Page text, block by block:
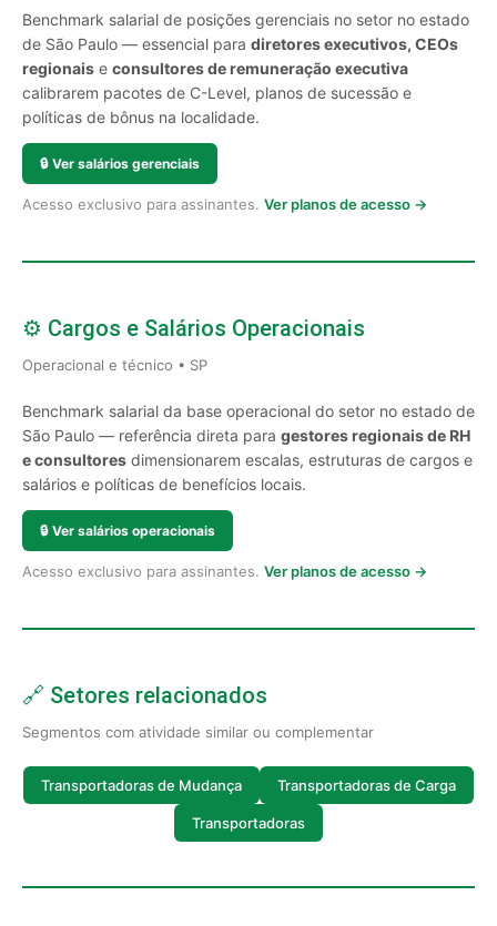
Benchmark salarial de posições gerenciais no setor no estado
de São Paulo — essencial para diretores executivos, CEOs
regionais e consultores de remuneração executiva
calibrarem pacotes de C-Level, planos de sucessão e
políticas de bônus na localidade.
🔒 Ver salários gerenciais
Acesso exclusivo para assinantes. Ver planos de acesso →
⚙️ Cargos e Salários Operacionais
Operacional e técnico • SP
Benchmark salarial da base operacional do setor no estado de
São Paulo — referência direta para gestores regionais de RH
e consultores dimensionarem escalas, estruturas de cargos e
salários e políticas de benefícios locais.
🔒 Ver salários operacionais
Acesso exclusivo para assinantes. Ver planos de acesso →
🔗 Setores relacionados
Segmentos com atividade similar ou complementar
Transportadoras de Mudança Transportadoras de Carga
Transportadoras